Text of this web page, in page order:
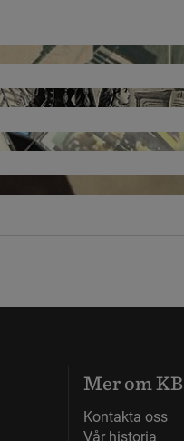
Mer om KB
Kontakta oss
Vår historia